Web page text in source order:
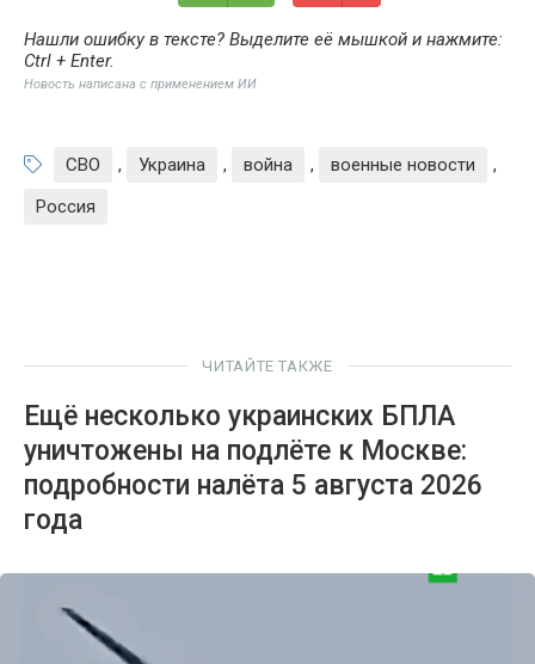
Нашли ошибку в тексте? Выделите её мышкой и нажмите:
Ctrl + Enter.
Новость написана с применением ИИ
СВО , Украина , война , военные новости
,
Россия
ЧИТАЙТЕ ТАКЖЕ
Ещё несколько украинских БПЛА
уничтожены на подлёте к Москве:
подробности налёта 5 августа 2026
года